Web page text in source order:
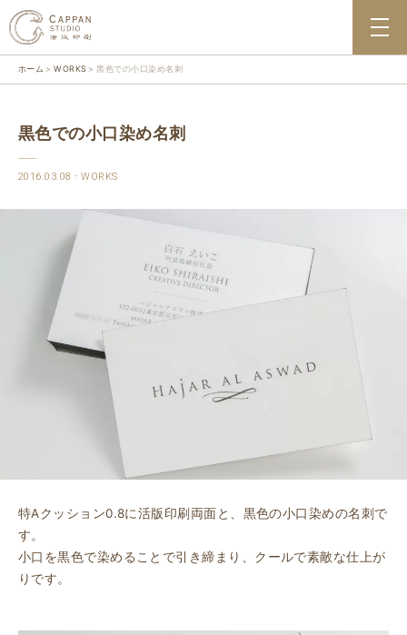
ホーム WORKS 黒色での小口染め名刺
黒色での小口染め名刺
2016.03.08 WORKS
特Aクッション0.8に活版印刷両面と、黒色の小口染めの名刺で
す。
小口を黒色で染めることで引き締まり、クールで素敵な仕上が
りです。